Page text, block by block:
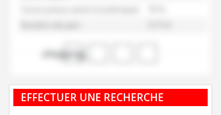
shopping_cart
EFFECTUER UNE RECHERCHE